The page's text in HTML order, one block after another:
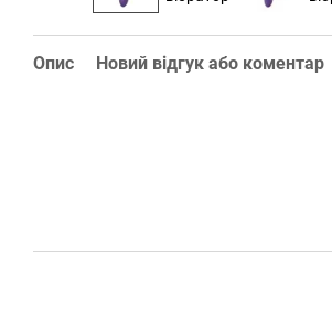
Опис Новий відгук або коментар